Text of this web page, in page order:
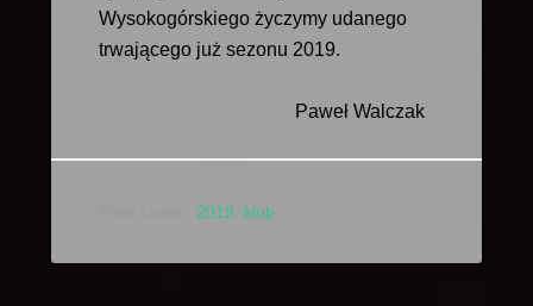
Wysokogórskiego życzymy udanego
trwającego już sezonu 2019.
Paweł Walczak
2019 klub